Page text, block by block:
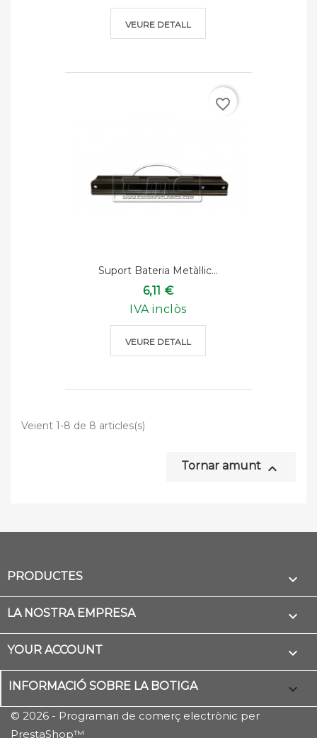
VEURE DETALL
Suport Bateria Metàl·lic...
6,11 €
IVA inclòs
VEURE DETALL
favorite_border
Veient 1-8 de 8 articles(s)
Tornar amunt 
PRODUCTES 
LA NOSTRA EMPRESA 
YOUR ACCOUNT 
INFORMACIÓ SOBRE LA BOTIGA keyboard_arrow_down
© 2026 - Programari de comerç electrònic per
PrestaShop™